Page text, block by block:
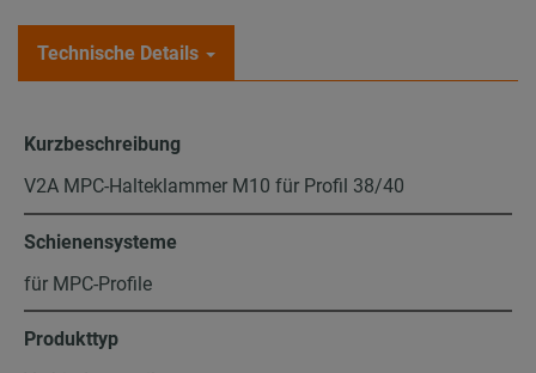
Technische Details
Kurzbeschreibung
V2A MPC-Halteklammer M10 für Profil 38/40
Schienensysteme
für MPC-Profile
Produkttyp